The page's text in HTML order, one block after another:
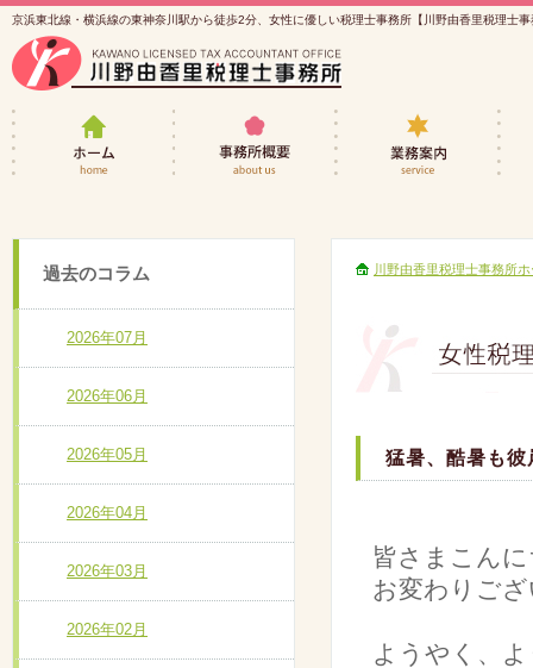
京浜東北線・横浜線の東神奈川駅から徒歩2分、女性に優しい税理士事務所【川野由香里税理士事
女性税理士・川野由香里税理士事務所ホーム
事務所概要
川野由香里税理士事務所
猛暑、酷暑も彼
皆さまこん
お変わりご
ようやく、
過去のコラム
2026年07月
2026年06月
2026年05月
2026年04月
2026年03月
2026年02月